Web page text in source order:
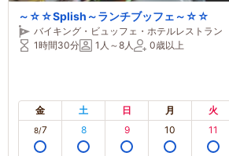
～☆☆Splish～ランチブッフェ～☆☆
バイキング・ビュッフェ・ホテルレストラン
1時間30分
1人～8人 0歳以上
金 土 日 月 火
8/7 8 9 10 11